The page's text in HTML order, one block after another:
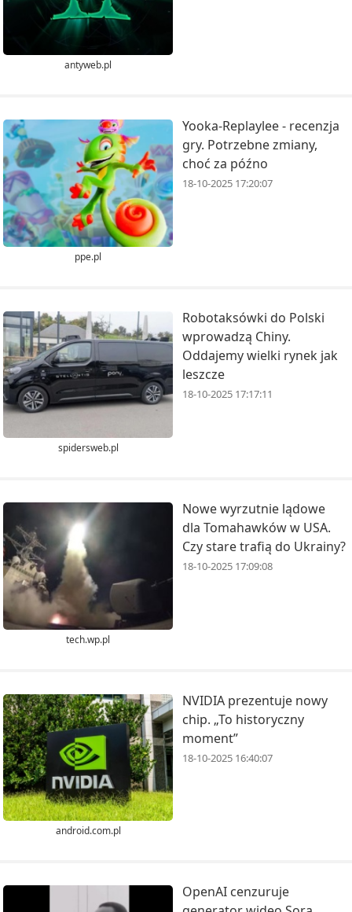
antyweb.pl
ppe.pl
Yooka-Replaylee - recenzja
gry. Potrzebne zmiany,
choć za późno
18-10-2025 17:20:07
spidersweb.pl
Robotaksówki do Polski
wprowadzą Chiny.
Oddajemy wielki rynek jak
leszcze
18-10-2025 17:17:11
tech.wp.pl
Nowe wyrzutnie lądowe
dla Tomahawków w USA.
Czy stare trafią do Ukrainy?
18-10-2025 17:09:08
android.com.pl
NVIDIA prezentuje nowy
chip. „To historyczny
moment”
18-10-2025 16:40:07
OpenAI cenzuruje